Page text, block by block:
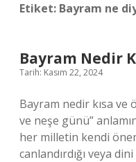
Etiket: Bayram ne
Bayram Nedir
Tarih: Kasım 22, 2024
Bayram nedir kısa ve
ve neşe günü”
her milletin kendi
canlandırdığı veya